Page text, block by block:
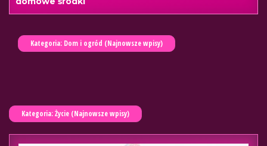
Kategoria: Dom i ogród (Najnowsze wpisy)
Kategoria: Życie (Najnowsze wpisy)